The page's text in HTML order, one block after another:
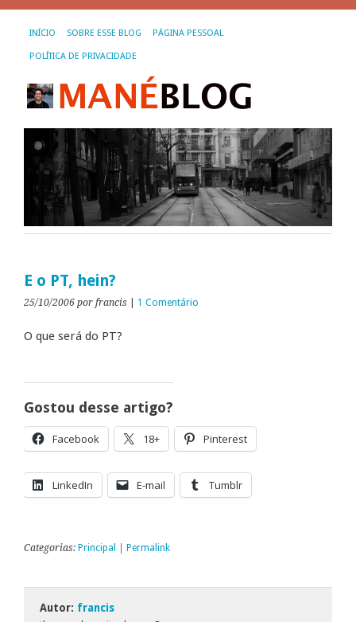
INÍCIO SOBRE ESSE BLOG PÁGINA PESSOAL
POLÍTICA DE PRIVACIDADE
E o PT, hein?
25/10/2006 por francis 1 Comentário
O que será do PT?
Gostou desse artigo?
Facebook 18+ Pinterest
LinkedIn E-mail Tumblr
Categorias: Principal Permalink
Autor: francis